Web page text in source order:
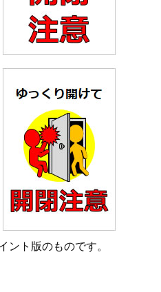
ント版のものです。